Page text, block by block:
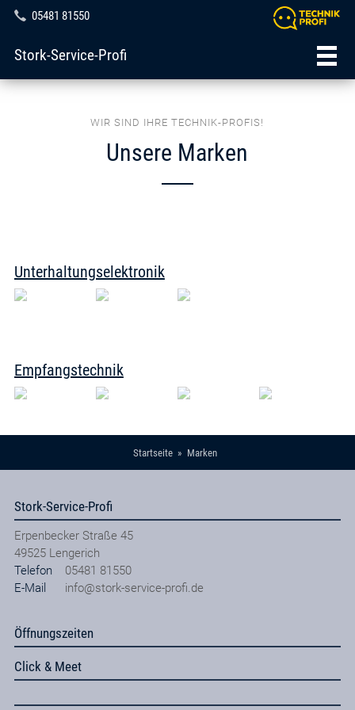
05481 81550
Stork-Service-Profi
WIR SIND IHRE TECHNIK-PROFIS!
Unsere Marken
Unterhaltungselektronik
Empfangstechnik
Startseite Marken
Stork-Service-Profi
Erpenbecker Straße 45
49525 Lengerich
Telefon
05481 81550
E-Mail
info@stork-service-profi.de
Öffnungszeiten
Click & Meet